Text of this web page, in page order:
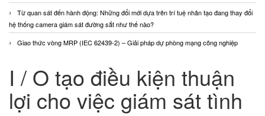
Từ quan sát đến hành động: Những đổi mới dựa trên trí tuệ nhân tạo đang thay đổi
hệ thống camera giám sát đường sắt như thế nào?
Giao thức vòng MRP (IEC 62439-2) – Giải pháp dự phòng mạng công nghiệp
I / O tạo điều kiện thuận
lợi cho việc giám sát tình